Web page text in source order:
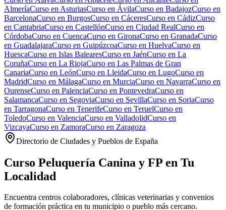
AlmeríaCurso en AsturiasCurso en ÁvilaCurso en BadajozCurso en
BarcelonaCurso en BurgosCurso en CáceresCurso en CádizCurso
en CantabriaCurso en CastellónCurso en Ciudad RealCurso en
CórdobaCurso en CuencaCurso en GironaCurso en GranadaCurso
en GuadalajaraCurso en GuipúzcoaCurso en HuelvaCurso en
HuescaCurso en Islas BalearesCurso en JaénCurso en La
CoruñaCurso en La RiojaCurso en Las Palmas de Gran
CanariaCurso en LeónCurso en LleidaCurso en LugoCurso en
MadridCurso en MálagaCurso en MurciaCurso en NavarraCurso en
OurenseCurso en PalenciaCurso en PontevedraCurso en
SalamancaCurso en SegoviaCurso en SevillaCurso en SoriaCurso
en TarragonaCurso en TenerifeCurso en TeruelCurso en
ToledoCurso en ValenciaCurso en ValladolidCurso en
VizcayaCurso en ZamoraCurso en Zaragoza
Directorio de Ciudades y Pueblos de España
Curso Peluquería Canina y FP en Tu
Localidad
Encuentra centros colaboradores, clínicas veterinarias y convenios
de formación práctica en tu municipio o pueblo más cercano.